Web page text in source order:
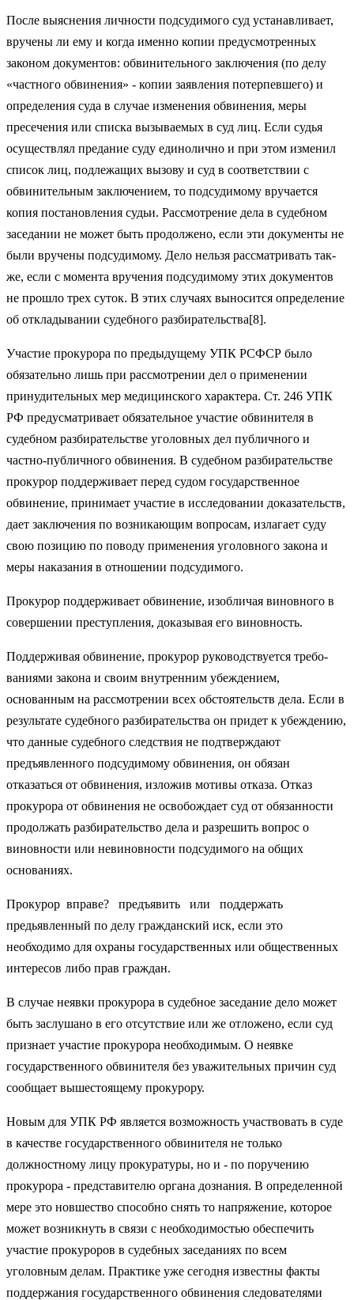
После выяснения личности подсудимого суд устана­вливает,
вручены ли ему и когда именно копии преду­смотренных
законом документов: обвинительного за­ключения (по делу
«частного обвинения» - копии за­явления потерпевшего) и
определения суда в случае из­менения обвинения, меры
пресечения или списка вызы­ваемых в суд лиц. Если судья
осуществлял предание суду единолично и при этом изменил
список лиц, подлежа­щих вызову и суд в соответствии с
обвинительным за­ключением, то подсудимому вручается
копия постано­вления судьи. Рассмотрение дела в судебном
заседании не может быть продолжено, если эти документы не
были вручены подсудимому. Дело нельзя рассматривать так­
же, если с момента вручения подсудимому этих докумен­тов
не прошло трех суток. В этих случаях выносится определение
об откладывании судебного разбирательства[8].
Участие прокурора по предыдущему УПК РСФСР было
обязательно лишь при рассмотрении дел о применении
принудительных мер медицинского характера. Ст. 246 УПК
РФ предусматривает обязательное участие обвинителя в
судебном разбирательстве уголовных дел публичного и
частно-публичного обвинения. В судебном разбирательстве
прокурор поддерживает пе­ред судом государственное
обвинение, принимает участие в исследовании доказательств,
дает заключения по возникаю­щим вопросам, излагает суду
свою позицию по поводу приме­нения уголовного закона и
меры наказания в отношении под­судимого.
Прокурор поддерживает обвинение, изобличая виновного в
совершении преступления, доказывая его виновность.
Поддерживая обвинение, прокурор руководствуется требо­
ваниями закона и своим внутренним убеждением,
основанным на рассмотрении всех обстоятельств дела. Если в
результате судебного разбирательства он придет к убеждению,
что дан­ные судебного следствия не подтверждают
предъявленного подсудимому обвинения, он обязан
отказаться от обвинения, изложив мотивы отказа. Отказ
прокурора от обвинения не ос­вобождает суд от обязанности
продолжать разбирательство дела и разрешить вопрос о
виновности или невиновности подсуди­мого на общих
основаниях.
Прокурор вправе? предъявить или поддержать
предьявленный по делу гражданский иск, если это
необходимо для охраны государственных или общественных
интересов либо прав граждан.
В случае неявки прокурора в судебное заседание дело может
быть заслушано в его отсутствие или же отложено, если суд
признает участие прокурора необходимым. О неявке
государственного обвинителя без уважительных причин суд
сообщает вышестоящему прокурору.
Новым для УПК РФ является возможность участ­вовать в суде
в качестве государственного обвинителя не только
должностному лицу прокуратуры, но и - по поручению
прокурора - представителю органа дозна­ния. В определенной
мере это новшество способно снять то напряжение, которое
может возникнуть в свя­зи с необходимостью обеспечить
участие прокуроров в судебных заседаниях по всем
уголовным делам. Практике уже сегодня известны факты
поддержания государственного обвинения следователями